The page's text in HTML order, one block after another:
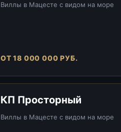
Виллы в Мацесте с видом на море
ОТ 18 000 000 РУБ.
КП Просторный
Виллы в Мацесте с видом на море